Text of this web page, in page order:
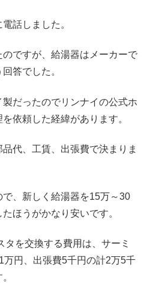
話しました。
ですが、給湯器はメーカーで
答でした。
だったのでリンナイの公式ホ
依頼した経緯があります。
代、工賃、出張費で決まりま
、新しく給湯器を15万～30
ほうがかなり安いです。
を交換する費用は、サーミ
万円、出張費5千円の計2万5千